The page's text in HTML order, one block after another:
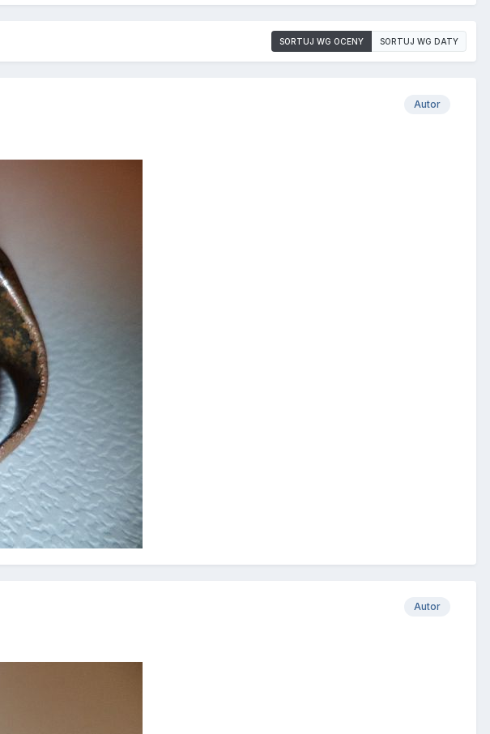
SORTUJ WG OCENY SORTUJ WG DATY
Autor
Autor